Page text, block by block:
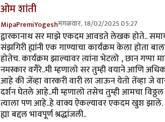
ओम शांती
MipaPremiYogeshमंगळवार, 18/02/2025 05:27
द्वारकानाथ सर माझे एकदम आवडते लेखक होते..
संझगिरी ह्यांनी एक गाण्याचा कार्यक्रम केला होता
होतेच. कार्यक्रम झाल्यावर त्यांना भेटलो , छान
नमस्कार वगैरे..मी म्हणालो सर तुम्ही वयाने आणि
आहे की जेंव्हा वारकरी वारी ला जाऊन येतो तेंव्हा जे
दर्शन घेतले आहे..मी म्हणालो तसेच तुम्ही आमचा
त्याला पण आहे..हे वाक्य ऐकल्यावर एकदम खुश
ह्या बद्दल भावपूर्ण श्रद्धांजली..